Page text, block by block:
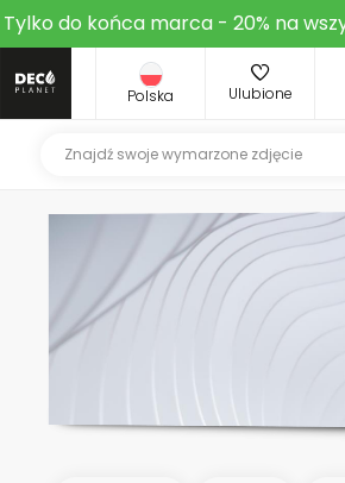
Tylko do końca marca - 20% na
Polska Ulubione